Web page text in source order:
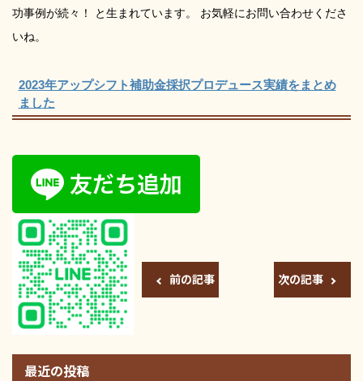
功事例が続々！ と生まれています。 お気軽にお問い合わせくださ
いね。
2023年アップシフト補助金採択プロデュース実績をまとめ
ました
前の記事 次の記事
最近の投稿